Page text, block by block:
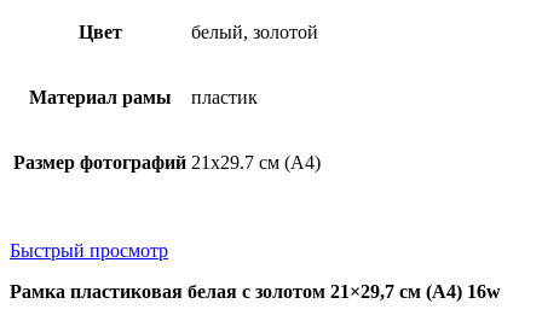
Цвет белый, золотой
Материал рамы пластик
Размер фотографий 21х29.7 см (А4)
Быстрый просмотр
Рамка пластиковая белая с золотом 21×29,7 см (А4) 16w